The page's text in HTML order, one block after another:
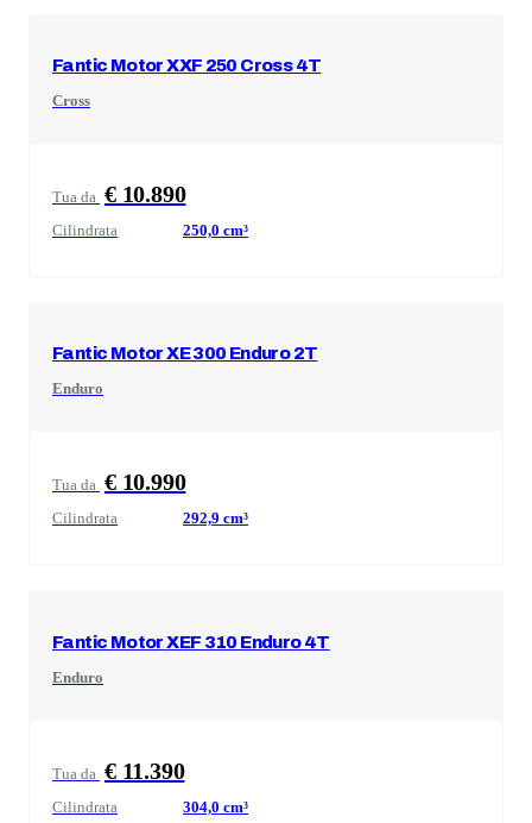
Fantic MotorXXF 250 Cross 4T
Cross
Tua da € 10.890
Cilindrata 250,0 cm³
Fantic MotorXE 300 Enduro 2T
Enduro
Tua da € 10.990
Cilindrata 292,9 cm³
Fantic MotorXEF 310 Enduro 4T
Enduro
Tua da € 11.390
Cilindrata 304,0 cm³